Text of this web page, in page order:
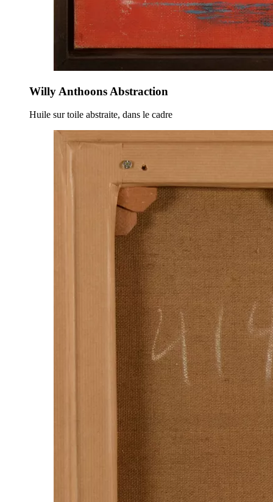
Willy Anthoons Abstraction
Huile sur toile abstraite, dans le cadre